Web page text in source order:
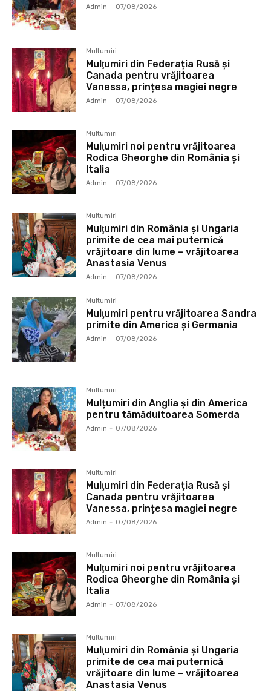
Admin - 07/08/2026
Multumiri
Mulţumiri din Federația Rusă și
Canada pentru vrăjitoarea
Vanessa, prințesa magiei negre
Admin - 07/08/2026
Multumiri
Mulţumiri noi pentru vrăjitoarea
Rodica Gheorghe din România și
Italia
Admin - 07/08/2026
Multumiri
Mulţumiri din România și Ungaria
primite de cea mai puternică
vrăjitoare din lume – vrăjitoarea
Anastasia Venus
Admin - 07/08/2026
Multumiri
Mulţumiri pentru vrăjitoarea Sandra
primite din America și Germania
Admin - 07/08/2026
Multumiri
Mulțumiri din Anglia și din America
pentru tămăduitoarea Somerda
Admin - 07/08/2026
Multumiri
Mulţumiri din Federația Rusă și
Canada pentru vrăjitoarea
Vanessa, prințesa magiei negre
Admin - 07/08/2026
Multumiri
Mulţumiri noi pentru vrăjitoarea
Rodica Gheorghe din România și
Italia
Admin - 07/08/2026
Multumiri
Mulţumiri din România și Ungaria
primite de cea mai puternică
vrăjitoare din lume – vrăjitoarea
Anastasia Venus